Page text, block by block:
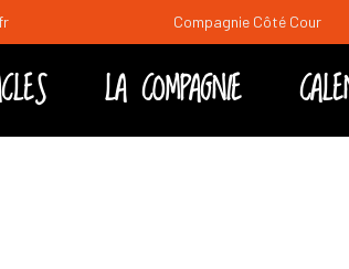
Compagnie Côté Cour
LA COMPAGNIE